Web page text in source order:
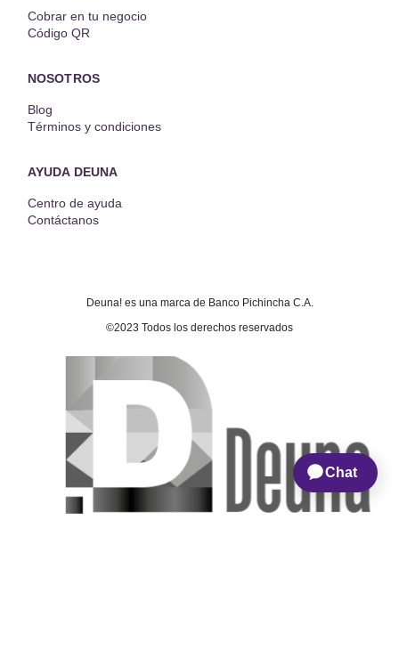
Cobrar en tu negocio
Código QR
NOSOTROS
Blog
Términos y condiciones
AYUDA DEUNA
Centro de ayuda
Contáctanos
Deuna! es una marca de Banco Pichincha C.A.
©2023 Todos los derechos reservados